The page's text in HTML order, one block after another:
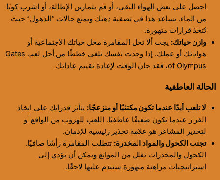
احصل على بعض الهواء النقي، أو قم بتمارين الإطالة، أو اشرب كوبًا
من الماء. يساعد هذا في تصفية ذهنك ويمنع حالات “الذهول” حيث
تُتخذ قرارات متهورة.
وازن حياتك: يجب ألا تحل المقامرة محل حياتك الاجتماعية أو
هواياتك أو عملك. إذا وجدت نفسك تلغي خططًا من أجل لعب Gates
of Olympus، فقد حان الوقت لإعادة تقييم عاداتك.
الحالة العاطفية
لا تلعب أبدًا عندما تكون مكتئبًا أو منزعجًا: تتأثر قدراتك على اتخاذ
القرار عندما تكون ضعيفًا عاطفيًا. اللعب للهروب من الواقع أو
لتخدير المشاعر هو علامة تحذير رئيسية للإدمان.
تجنب الكحول والمواد المخدرة: تتطلب المقامرة رأسًا صافيًا.
الكحول والمخدرات تقلل من الموانع ويمكن أن تؤدي إلى
استراتيجيات مراهنة متهورة ستندم عليها لاحقًا.